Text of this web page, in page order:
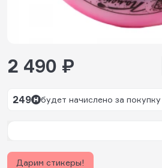
2 490 ₽
249 будет начислено за покупку
Дарим стикеры!